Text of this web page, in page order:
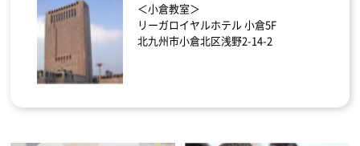
＜小倉教室＞
リーガロイヤルホテル 小倉5F
北九州市小倉北区浅野2-14-2